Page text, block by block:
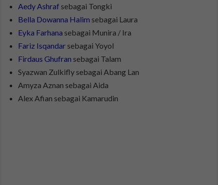
Aedy Ashraf sebagai Tongki
Bella Dowanna Halim sebagai Laura
Eyka Farhana sebagai Munira / Ira
Fariz Isqandar sebagai Yoyol
Firdaus Ghufran sebagai Talam
Syazwan Zulkifly sebagai Abang Lan
Amyza Aznan sebagai Aida
Alex Afian sebagai Kamarudin